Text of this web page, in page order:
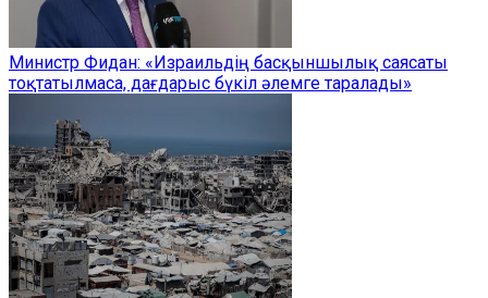
Министр Фидан: «Израильдің басқыншылық саясаты
тоқтатылмаса, дағдарыс бүкіл әлемге таралады»